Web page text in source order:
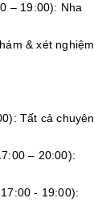
– 19:00): Nha
& xét nghiệm
Tất cả chuyên
– 20:00):
- 19:00):